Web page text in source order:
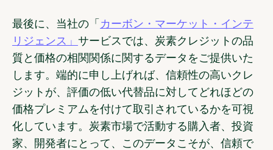
最後に、当社の「 カーボン・マーケット・インテ
リジェンス」 サービスでは、炭素クレジットの品
質と価格の相関関係に関するデータをご提供いた
します。端的に申し上げれば、信頼性の高いクレ
ジットが、評価の低い代替品に対してどれほどの
価格プレミアムを付けて取引されているかを可視
化しています。炭素市場で活動する購入者、投資
家、開発者にとって、このデータこそが、信頼で